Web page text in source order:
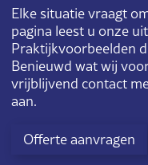
Elke situatie vraagt
pagina leest u onze
Praktijkvoorbeelden
Benieuwd wat wij
vrijblijvend contact
aan.
Offerte aanvragen